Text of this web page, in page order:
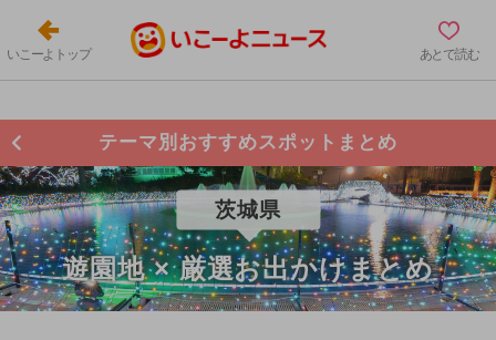
いこーよトップ あとで読む
テーマ別おすすめスポットまとめ
茨城県
遊園地 × 厳選お出かけまとめ